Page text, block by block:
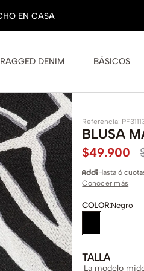
RAGGED DENIM BÁSICOS
Referencia:
BLUSA
$49.900
Hasta6
Conocer más
COLOR:Negro
TALLA
La modelo